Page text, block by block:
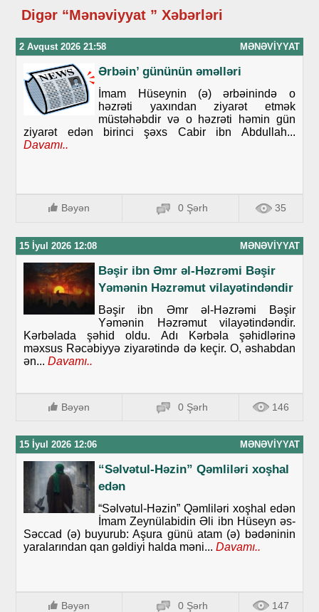
Digər “Mənəviyyat ” Xəbərləri
2 Avqust 2026 21:58 MƏNƏVIYYAT
Ərbəin’ gününün əməlləri
İmam Hüseynin (ə) ərbəinində o
həzrəti yaxından ziyarət etmək
müstəhəbdir və o həzrəti həmin gün
ziyarət edən birinci şəxs Cabir ibn Abdullah...
Davamı..
Bəyən 0 Şərh 35
15 İyul 2026 12:08 MƏNƏVIYYAT
Bəşir ibn Əmr əl-Həzrəmi Bəşir
Yəmənin Həzrəmut vilayətindəndir
Bəşir ibn Əmr əl-Həzrəmi Bəşir
Yəmənin Həzrəmut vilayətindəndir.
Kərbəlada şəhid oldu. Adı Kərbəla şəhidlərinə
məxsus Rəcəbiyyə ziyarətində də keçir. O, əshabdan
ən... Davamı..
Bəyən 0 Şərh 146
15 İyul 2026 12:06 MƏNƏVIYYAT
“Səlvətul-Həzin” Qəmliləri xoşhal
edən
“Səlvətul-Həzin” Qəmliləri xoşhal edən
İmam Zeynülabidin Əli ibn Hüseyn əs-
Səccad (ə) buyurub: Aşura günü atam (ə) bədəninin
yaralarından qan gəldiyi halda məni... Davamı..
Bəyən 0 Şərh 147